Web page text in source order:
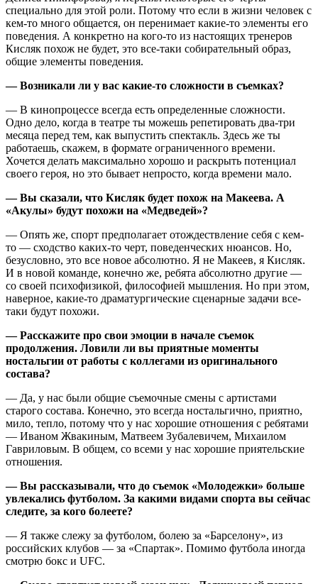
специально для этой роли. Потому что если в жизни человек с
кем-то много общается, он перенимает какие-то элементы его
поведения. А конкретно на кого-то из настоящих тренеров
Кисляк похож не будет, это все-таки собирательный образ,
общие элементы поведения.
— Возникали ли у вас какие-то сложности в съемках?
— В кинопроцессе всегда есть определенные сложности.
Одно дело, когда в театре ты можешь репетировать два-три
месяца перед тем, как выпустить спектакль. Здесь же ты
работаешь, скажем, в формате ограниченного времени.
Хочется делать максимально хорошо и раскрыть потенциал
своего героя, но это бывает непросто, когда времени мало.
— Вы сказали, что Кисляк будет похож на Макеева. А
«Акулы» будут похожи на «Медведей»?
— Опять же, спорт предполагает отождествление себя с кем-
то — сходство каких-то черт, поведенческих нюансов. Но,
безусловно, это все новое абсолютно. Я не Макеев, я Кисляк.
И в новой команде, конечно же, ребята абсолютно другие —
со своей психофизикой, философией мышления. Но при этом,
наверное, какие-то драматургические сценарные задачи все-
таки будут похожи.
— Расскажите про свои эмоции в начале съемок
продолжения. Ловили ли вы приятные моменты
ностальгии от работы с коллегами из оригинального
состава?
— Да, у нас были общие съемочные смены с артистами
старого состава. Конечно, это всегда ностальгично, приятно,
мило, тепло, потому что у нас хорошие отношения с ребятами
— Иваном Жвакиным, Матвеем Зубалевичем, Михаилом
Гавриловым. В общем, со всеми у нас хорошие приятельские
отношения.
— Вы рассказывали, что до съемок «Молодежки» больше
увлекались футболом. За какими видами спорта вы сейчас
следите, за кого болеете?
— Я также слежу за футболом, болею за «Барселону», из
российских клубов — за «Спартак». Помимо футбола иногда
смотрю бокс и UFC.